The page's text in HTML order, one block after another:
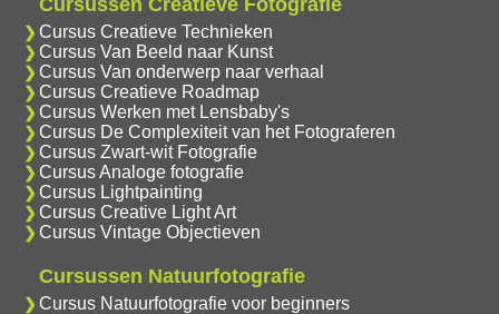
Cursussen Creatieve Fotografie
Cursus Creatieve Technieken
Cursus Van Beeld naar Kunst
Cursus Van onderwerp naar verhaal
Cursus Creatieve Roadmap
Cursus Werken met Lensbaby's
Cursus De Complexiteit van het Fotograferen
Cursus Zwart-wit Fotografie
Cursus Analoge fotografie
Cursus Lightpainting
Cursus Creative Light Art
Cursus Vintage Objectieven
Cursussen Natuurfotografie
Cursus Natuurfotografie voor beginners